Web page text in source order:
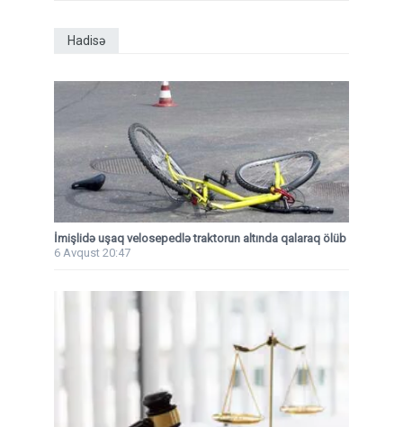
Hadisə
İmişlidə uşaq velosepedlə traktorun altında qalaraq ölüb
6 Avqust 20:47